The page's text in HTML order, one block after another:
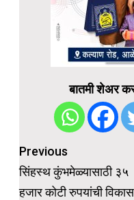
बातमी शेअर
Post
navigation
Previous
सिंहस्थ कुंभमेळ्यासाठी ३५
हजार कोटी रुपयांची विकास